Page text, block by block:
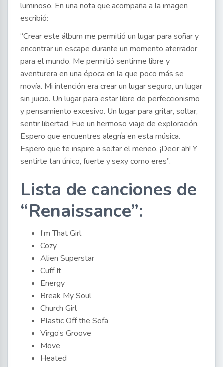
luminoso. En una nota que acompaña a la imagen
escribió:
“Crear este álbum me permitió un lugar para soñar y
encontrar un escape durante un momento aterrador
para el mundo. Me permitió sentirme libre y
aventurera en una época en la que poco más se
movía. Mi intención era crear un lugar seguro, un lugar
sin juicio. Un lugar para estar libre de perfeccionismo
y pensamiento excesivo. Un lugar para gritar, soltar,
sentir libertad. Fue un hermoso viaje de exploración.
Espero que encuentres alegría en esta música.
Espero que te inspire a soltar el meneo. ¡Decir ah! Y
sentirte tan único, fuerte y sexy como eres”.
Lista de canciones de
“Renaissance”:
I’m That Girl
Cozy
Alien Superstar
Cuff It
Energy
Break My Soul
Church Girl
Plastic Off the Sofa
Virgo’s Groove
Move
Heated